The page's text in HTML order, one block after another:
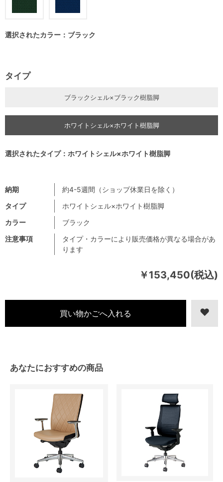
￥153,450(税込)
注意事項
タイプ・カラーにより販売価格が異なる場合があ
ります
納期
約4-5週間（ショップ休業日を除く）
タイプ
ホワイトシェル×ホワイト樹脂脚
カラー
ブラック
選択されたカラー：ブラック
タイプ
ブラックシェル×ブラック樹脂脚
ホワイトシェル×ホワイト樹脂脚
選択されたタイプ：ホワイトシェル×ホワイト樹脂脚
あなたにおすすめの商品